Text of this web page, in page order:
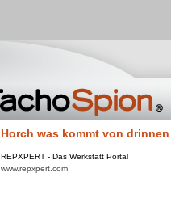
Horch was kommt von
REPXPERT - Das Werkstatt Portal
www.repxpert.com